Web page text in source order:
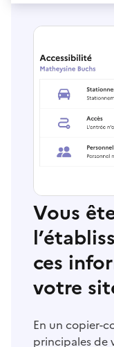
Vous
ces
votre
En un copier-
principales de